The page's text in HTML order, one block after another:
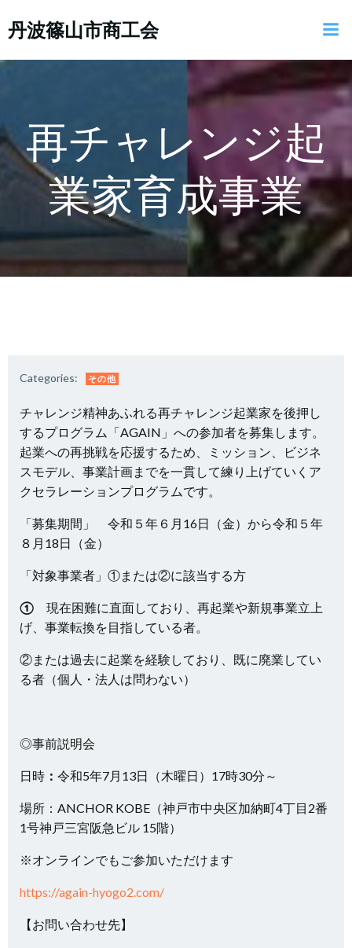
ン
キ
ッ
丹波篠山市商工会
再チャレンジ起
業家育成事業
Categories: その他
チャレンジ精神あふれる再チャレンジ起業家を後押し
するプログラム「AGAIN」への参加者を募集します。
起業への再挑戦を応援するため、ミッション、ビジネ
スモデル、事業計画までを一貫して練り上げていくア
クセラレーションプログラムです。
「募集期間」 令和５年６月16日（金）から令和５年
８月18日（金）
「対象事業者」①または②に該当する方
① 現在困難に直面しており、再起業や新規事業立上
げ、事業転換を目指している者。
②または過去に起業を経験しており、既に廃業してい
る者（個人・法人は問わない）
◎事前説明会
日時 ： 令和5年7月13日（木曜日）17時30分～
場所：ANCHOR KOBE（神戸市中央区加納町4丁目2番
1号神戸三宮阪急ビル 15階）
※オンラインでもご参加いただけます
https://again-hyogo2.com/
【お問い合わせ先】